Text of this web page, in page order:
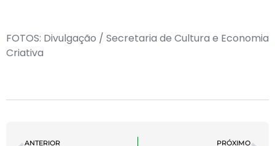
FOTOS: Divulgação / Secretaria de Cultura e Economia
Criativa
ANTERIOR PRÓXIMO